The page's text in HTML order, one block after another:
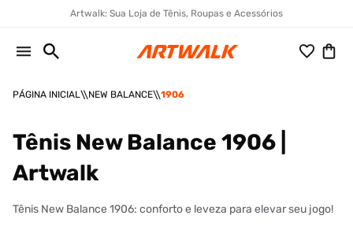
Artwalk: Sua Loja de Tênis, Roupas e Acessórios
NEW BALANCE 1906
Tênis New Balance 1906 |
Artwalk
Tênis New Balance 1906: conforto e leveza para elevar seu jogo!